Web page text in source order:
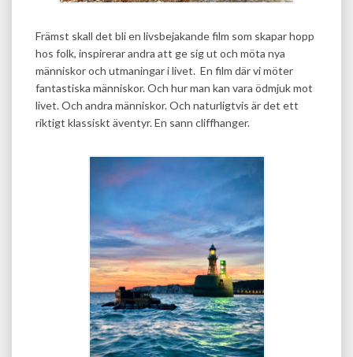
Främst skall det bli en livsbejakande film som skapar hopp
hos folk, inspirerar andra att ge sig ut och möta nya
människor och utmaningar i livet. En film där vi möter
fantastiska människor. Och hur man kan vara ödmjuk mot
livet. Och andra människor. Och naturligtvis är det ett
riktigt klassiskt äventyr. En sann cliffhanger.